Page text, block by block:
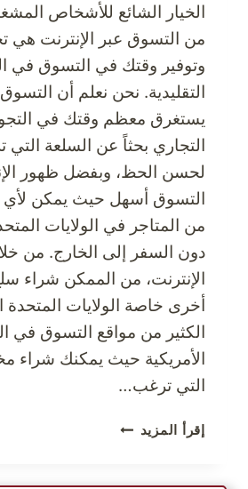
الخيار الشائع للأشخاص
من التسوق عبر الإنترنت
وتوفير وقتك في التسوق في
التقليدية. نحن نعلم أن
يستغرق معظم وقتك في
التجاري بحثاً عن السلعة التي
لحسن الحظ، وبفضل ظهور
التسوق أسهل حيث يمكن
من المتاجر في الولايات
دون السفر إلى الخارج. من
الإنترنت، من الممكن شراء
أخرى خاصة الولايات المتحدة
الكثير من مواقع التسوق في
الأمريكية حيث يمكنك شراء
التي ترغب…
إقرأ المزيد اشتر